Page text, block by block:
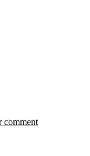
comment